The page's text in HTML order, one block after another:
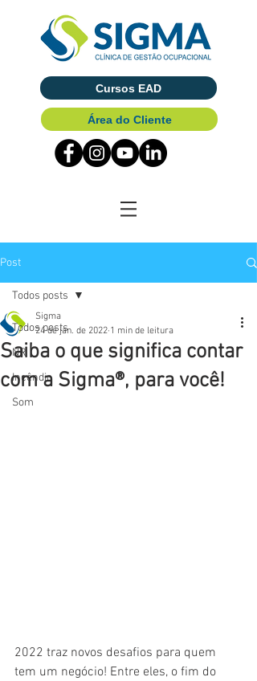
Cursos EAD
Área do Cliente
Post
Todos posts
NR
Incêndio
Som
Todos posts
Saiba o que significa contar
com a Sigma®, para você!
Sigma
24 de jan. de 2022 1 min de leitura
2022 traz novos desafios para quem
tem um negócio! Entre eles, o fim do